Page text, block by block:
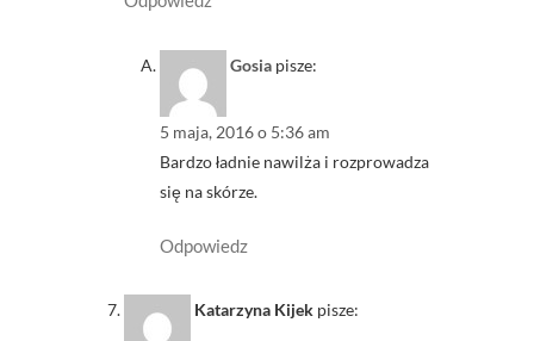
Gosia pisze:
5 maja, 2016 o 5:36 am
Bardzo ładnie nawilża i rozprowadza
się na skórze.
Odpowiedz
Katarzyna Kijek pisze: